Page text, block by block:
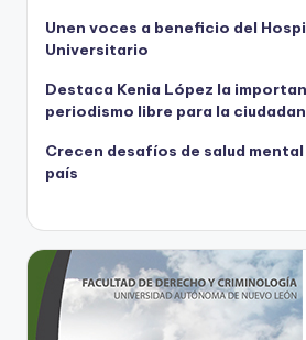
Unen voces a beneficio del
Universitario
Destaca Kenia López la
periodismo libre para la
Crecen desafíos de salud
país